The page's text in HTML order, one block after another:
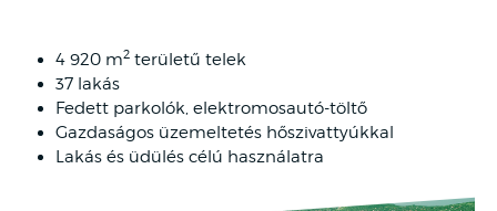
4 920 m2 területű telek
37 lakás
Fedett parkolók, elektromosautó-töltő
Gazdaságos üzemeltetés hőszivattyúkkal
Lakás és üdülés célú használatra